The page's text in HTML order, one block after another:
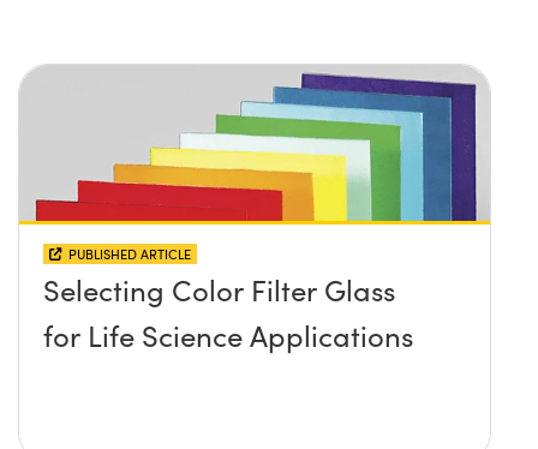
PUBLISHED ARTICLE
Selecting Color Filter Glass
for Life Science Applications